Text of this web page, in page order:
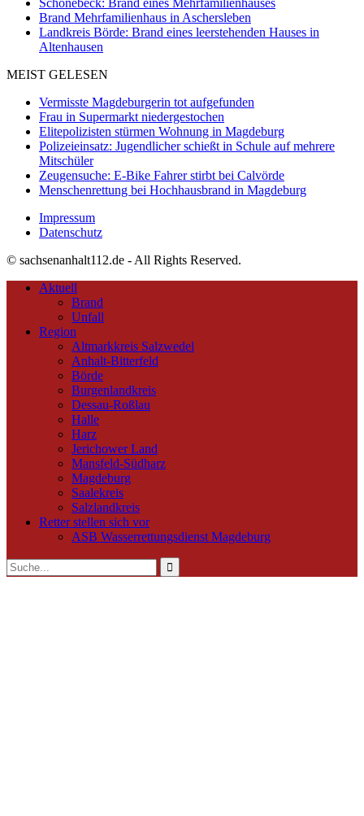
Schönebeck: Brand eines Mehrfamilienhauses
Brand Mehrfamilienhaus in Aschersleben
Landkreis Börde: Brand eines leerstehenden Hauses in
Altenhausen
MEIST GELESEN
Vermisste Magdeburgerin tot aufgefunden
Frau in Supermarkt niedergestochen
Elitepolizisten stürmen Wohnung in Magdeburg
Polizeieinsatz: Jugendlicher schießt in Schule auf mehrere
Mitschüler
Zeugensuche: E-Bike Fahrer stirbt bei Calvörde
Menschenrettung bei Hochhausbrand in Magdeburg
Impressum
Datenschutz
© sachsenanhalt112.de - All Rights Reserved.
Aktuell
Brand
Unfall
Region
Altmarkkreis Salzwedel
Anhalt-Bitterfeld
Börde
Burgenlandkreis
Dessau-Roßlau
Halle
Harz
Jerichower Land
Mansfeld-Südharz
Magdeburg
Saalekreis
Salzlandkreis
Retter stellen sich vor
ASB Wasserrettungsdienst Magdeburg